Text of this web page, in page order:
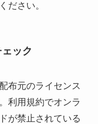
ださい。
ック
布元のライセンス
利用規約でオンラ
が禁止されている